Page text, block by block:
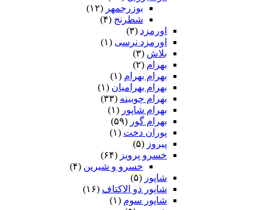
بوزرجمهر (۱۲)
شطرنج (۴)
اورمزد (۳)
اورمزد نرسى‏ (۱)
بلاش (۳)
بهرام (۲)
بهرام بهرام (۱)
بهرام بهرامیان‏ (۱)
بهرام چوبینه (۳۳)
بهرام شاپور (۱)
بهرام گور (۵۹)
پوران دخت (۱)
پیروز (۵)
خسرو پرویز (۶۴)
خسرو و شیرین (۴)
شاپور (۵)
شاپور ذو الاکتاف (۱۶)
شاپور سوم‏ (۱)